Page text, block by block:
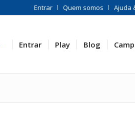
Entrar Quem somos Ajuda
Entrar Play Blog